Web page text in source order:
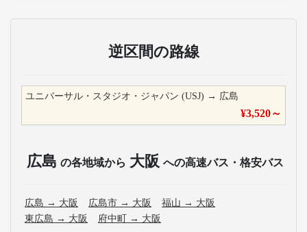
逆区間の路線
ユニバーサル・スタジオ・ジャパン (USJ) → 広島
¥3,520～
広島 の各地域から 大阪 への高速バス・格安バス
広島 → 大阪 広島市 → 大阪 福山 → 大阪
東広島 → 大阪 府中町 → 大阪